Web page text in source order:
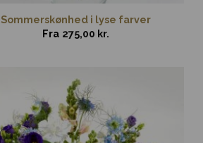
Sommerskønhed i lyse farver
Fra 275,00 kr.